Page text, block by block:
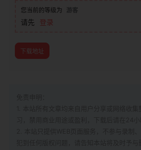
您当前的等级为 游客
请先 登录
下载地址